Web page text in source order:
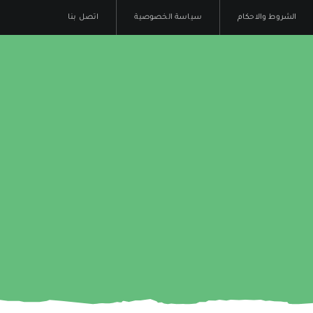
الشروط والاحكام سياسة الخصوصية اتصل بنا